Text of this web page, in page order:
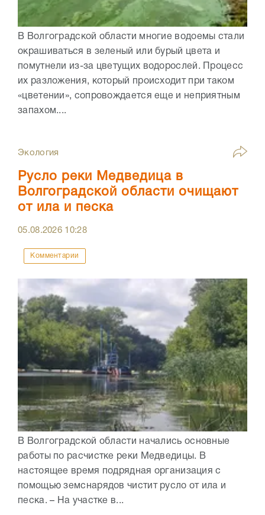
В Волгоградской области многие водоемы стали
окрашиваться в зеленый или бурый цвета и
помутнели из-за цветущих водорослей. Процесс
их разложения, который происходит при таком
«цветении», сопровождается еще и неприятным
запахом....
Экология
Русло реки Медведица в
Волгоградской области очищают
от ила и песка
05.08.2026 10:28
Комментарии
В Волгоградской области начались основные
работы по расчистке реки Медведицы. В
настоящее время подрядная организация с
помощью земснарядов чистит русло от ила и
песка. – На участке в...